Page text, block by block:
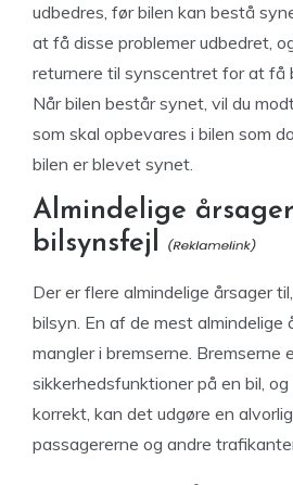
udbedres, før bilen kan bestå
at få disse problemer udbedret,
returnere til synscentret for at få
Når bilen består synet, vil du
som skal opbevares i bilen som
bilen er blevet synet.
Almindelige
bilsynsfejl
Der er flere almindelige årsager
bilsyn. En af de mest almindelige
mangler i bremserne. Bremserne
sikkerhedsfunktioner på en bil,
korrekt, kan det udgøre en
passagererne og andre